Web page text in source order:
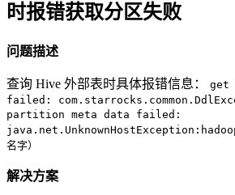
时报错获取分区失败
问题描述
查询 Hive 外部表时具体报错信息： get
failed:
partition meta data failed:
名字）
解决方案